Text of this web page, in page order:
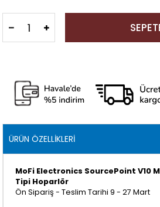
ÜRÜN ÖZELLIKLERI
MoFi Electronics SourcePoint V10
Tipi Hoparlör
Ön Sipariş - Teslim Tarihi 9 - 27 Mart